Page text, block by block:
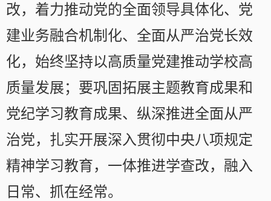
改，着力推动党的全面领导具体化、党
建业务融合机制化、全面从严治党长效
化，始终坚持以高质量党建推动学校高
质量发展；要巩固拓展主题教育成果和
党纪学习教育成果、纵深推进全面从严
治党，扎实开展深入贯彻中央八项规定
精神学习教育，一体推进学查改，融入
日常、抓在经常。